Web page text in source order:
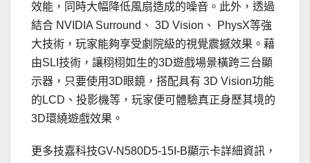
效能，同時大幅降低風扇造成的噪音。此外，透過
結合 NVIDIA Surround、 3D Vision、 PhysX等強
大技術，玩家能夠享受劇院級的視覺震撼效果。藉
由SLI技術，讓栩栩如生的3D遊戲場景橫跨三台顯
示器，只要使用3D眼鏡，搭配具有 3D Vision功能
的LCD、投影機等，玩家便可體驗真正身歷其境的
3D環繞遊戲效果。
更多技嘉科技GV-N580D5-15I-B顯示卡詳細資訊，